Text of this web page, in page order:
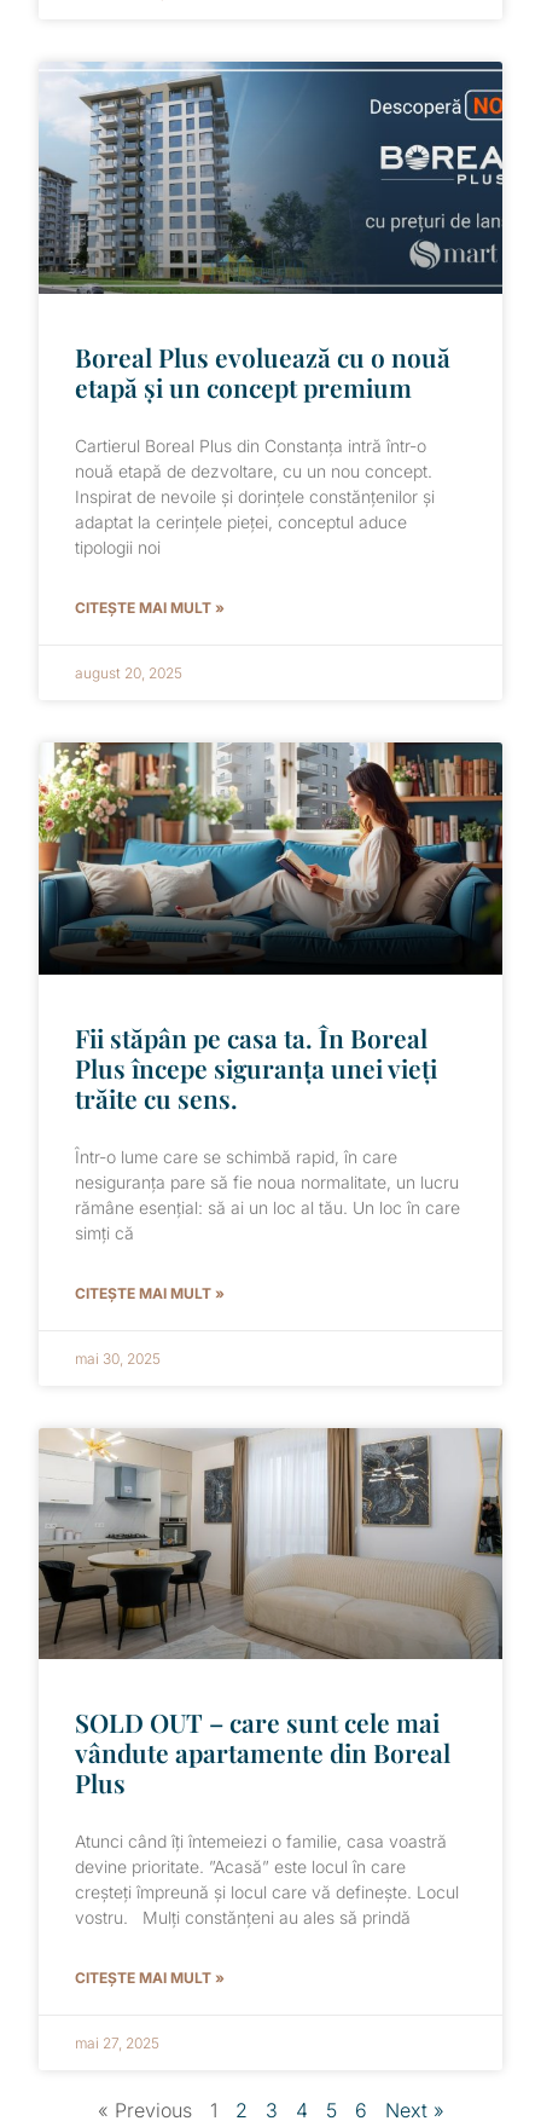
Boreal Plus evoluează cu o nouă
etapă și un concept premium
Cartierul Boreal Plus din Constanța intră într-o
nouă etapă de dezvoltare, cu un nou concept.
Inspirat de nevoile și dorințele constănțenilor și
adaptat la cerințele pieței, conceptul aduce
tipologii noi
CITEȘTE MAI MULT »
august 20, 2025
Fii stăpân pe casa ta. În Boreal
Plus începe siguranța unei vieți
trăite cu sens.
Într-o lume care se schimbă rapid, în care
nesiguranța pare să fie noua normalitate, un lucru
rămâne esențial: să ai un loc al tău. Un loc în care
simți că
CITEȘTE MAI MULT »
mai 30, 2025
SOLD OUT – care sunt cele mai
vândute apartamente din Boreal
Plus
Atunci când îți întemeiezi o familie, casa voastră
devine prioritate. ”Acasă” este locul în care
creșteți împreună și locul care vă definește. Locul
vostru. Mulți constănțeni au ales să prindă
CITEȘTE MAI MULT »
mai 27, 2025
« Previous 1 2 3 4 5 6 Next »